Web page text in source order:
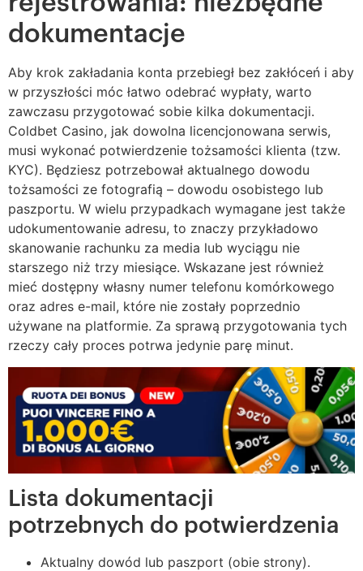
dokumentacje
Aby krok zakładania konta przebiegł bez zakłóceń i aby
w przyszłości móc łatwo odebrać wypłaty, warto
zawczasu przygotować sobie kilka dokumentacji.
Coldbet Casino, jak dowolna licencjonowana serwis,
musi wykonać potwierdzenie tożsamości klienta (tzw.
KYC). Będziesz potrzebował aktualnego dowodu
tożsamości ze fotografią – dowodu osobistego lub
paszportu. W wielu przypadkach wymagane jest także
udokumentowanie adresu, to znaczy przykładowo
skanowanie rachunku za media lub wyciągu nie
starszego niż trzy miesiące. Wskazane jest również
mieć dostępny własny numer telefonu komórkowego
oraz adres e-mail, które nie zostały poprzednio
używane na platformie. Za sprawą przygotowania tych
rzeczy cały proces potrwa jedynie parę minut.
Lista dokumentacji
potrzebnych do potwierdzenia
Aktualny dowód lub paszport (obie strony).